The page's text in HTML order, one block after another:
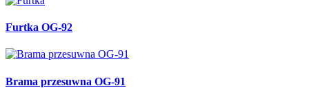
Furtka OG-92
Brama przesuwna OG-91